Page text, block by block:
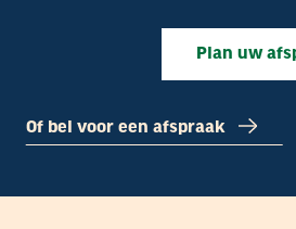
Plan uw
Of bel voor een afspraak